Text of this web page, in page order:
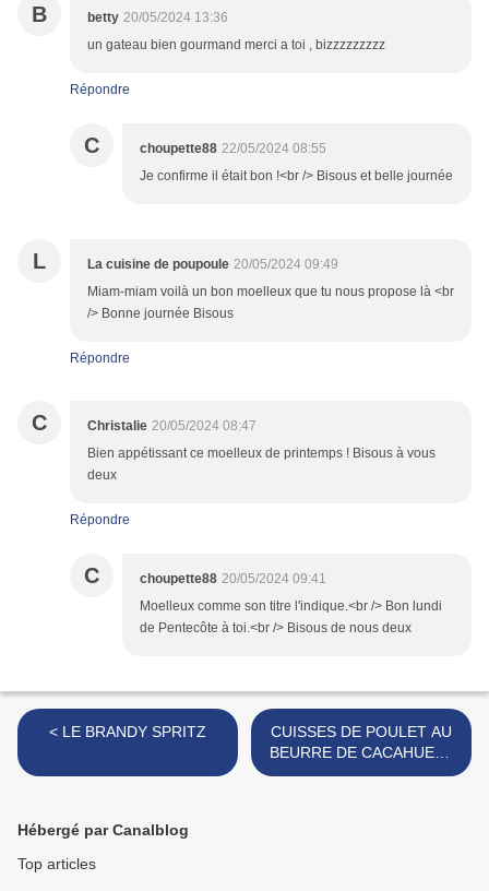
B betty 20/05/2024 13:36
un gateau bien gourmand merci a toi , bizzzzzzzzz
Répondre
C choupette88 22/05/2024 08:55
Je confirme il était bon !<br /> Bisous et belle journée
L La cuisine de poupoule 20/05/2024 09:49
Miam-miam voilà un bon moelleux que tu nous propose là <br
/> Bonne journée Bisous
Répondre
C Christalie 20/05/2024 08:47
Bien appétissant ce moelleux de printemps ! Bisous à vous
deux
Répondre
C choupette88 20/05/2024 09:41
Moelleux comme son titre l'indique.<br /> Bon lundi
de Pentecôte à toi.<br /> Bisous de nous deux
< LE BRANDY SPRITZ
CUISSES DE POULET AU
BEURRE DE CACAHUETE
>
Hébergé par Canalblog
Top articles